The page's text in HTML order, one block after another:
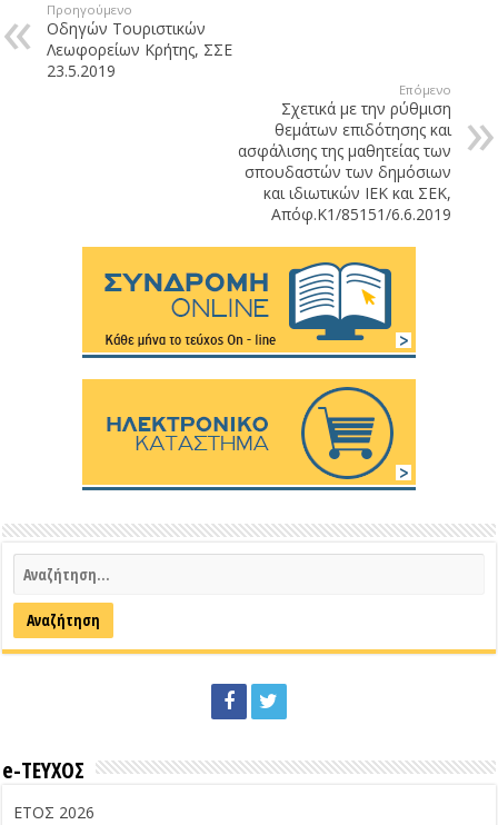
Προηγούμενο
Οδηγών Τουριστικών
Λεωφορείων Κρήτης, ΣΣΕ
23.5.2019
Επόμενο
Σχετικά με την ρύθμιση
θεμάτων επιδότησης και
ασφάλισης της μαθητείας των
σπουδαστών των δημόσιων
και ιδιωτικών ΙΕΚ και ΣΕΚ,
Απόφ.Κ1/85151/6.6.2019
e-ΤΕΥΧΟΣ
ΕΤΟΣ 2026